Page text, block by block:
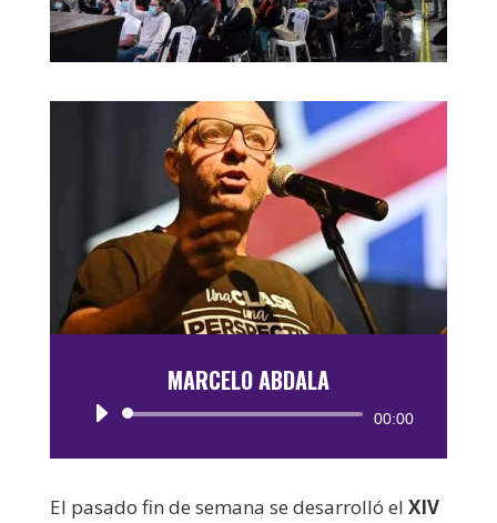
MARCELO ABDALA
Reproductor
00:00
El pasado fin de semana se desarrolló el XIV